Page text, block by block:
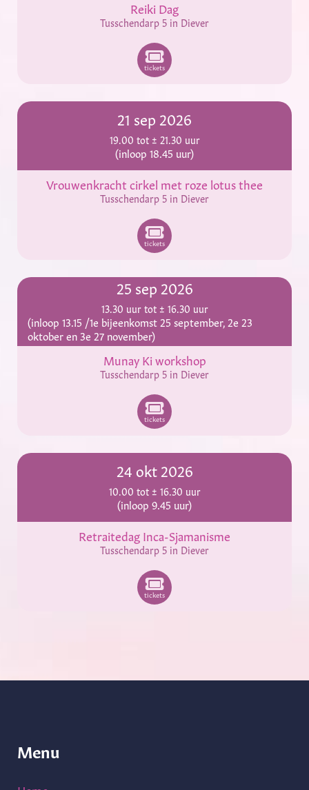
Reiki Dag
Tusschendarp 5 in Diever
tickets
21 sep 2026
19.00 tot ± 21.30 uur
(inloop 18.45 uur)
Vrouwenkracht cirkel met roze lotus thee
Tusschendarp 5 in Diever
tickets
25 sep 2026
13.30 uur tot ± 16.30 uur
(inloop 13.15 /1e bijeenkomst 25 september, 2e 23
oktober en 3e 27 november)
Munay Ki workshop
Tusschendarp 5 in Diever
tickets
24 okt 2026
10.00 tot ± 16.30 uur
(inloop 9.45 uur)
Retraitedag Inca-Sjamanisme
Tusschendarp 5 in Diever
tickets
Menu